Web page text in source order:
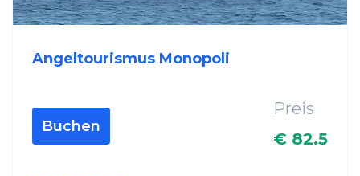
Angeltourismus Monopoli
Buchen
Preis
€ 82.5